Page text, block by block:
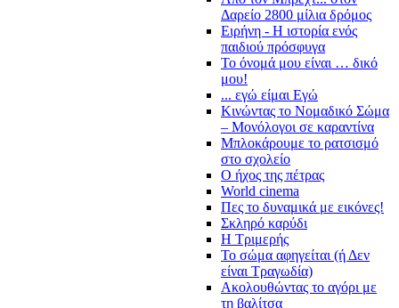
Δαρείο 2800 μίλια δρόμος
Ειρήνη - Η ιστορία ενός
παιδιού πρόσφυγα
Το όνομά μου είναι … δικό
μου!
... εγώ είμαι Εγώ
Κινώντας το Νομαδικό Σώμα
– Μονόλογοι σε καραντίνα
Μπλοκάρουμε το ρατσισμό
στο σχολείο
Ο ήχος της πέτρας
World cinema
Πες το δυναμικά με εικόνες!
Σκληρό καρύδι
Η Τριμερής
Το σώμα αφηγείται (ή Δεν
είναι Τραγωδία)
Ακολουθώντας το αγόρι με
τη βαλίτσα